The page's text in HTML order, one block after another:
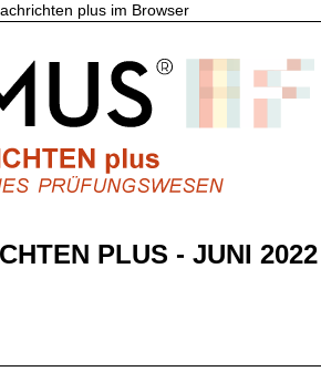
plus im Browser
PLUS - JUNI 2022